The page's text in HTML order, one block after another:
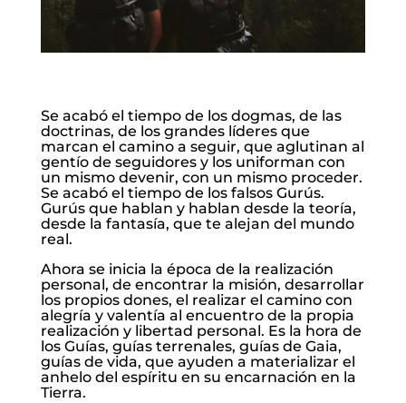
Se acabó el tiempo de los dogmas, de las
doctrinas, de los grandes líderes que
marcan el camino a seguir, que aglutinan al
gentío de seguidores y los uniforman con
un mismo devenir, con un mismo proceder.
Se acabó el tiempo de los falsos Gurús.
Gurús que hablan y hablan desde la teoría,
desde la fantasía, que te alejan del mundo
real.
Ahora se inicia la época de la realización
personal, de encontrar la misión, desarrollar
los propios dones, el realizar el camino con
alegría y valentía al encuentro de la propia
realización y libertad personal. Es la hora de
los Guías, guías terrenales, guías de Gaia,
guías de vida, que ayuden a materializar el
anhelo del espíritu en su encarnación en la
Tierra.